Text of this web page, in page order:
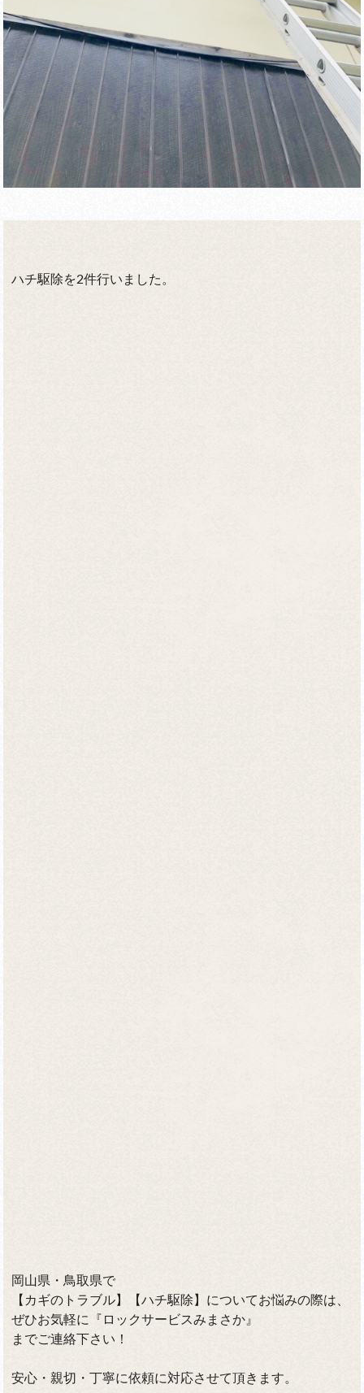
ハチ駆除を2件行いました。
岡山県・鳥取県で
【カギのトラブル】【ハチ駆除】についてお悩みの際は、
ぜひお気軽に『ロックサービスみまさか』
までご連絡下さい！
安心・親切・丁寧に依頼に対応させて頂きます。